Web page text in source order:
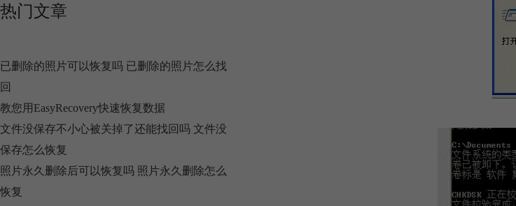
热门文章
已删除的照片可以恢复吗 已删除的照片怎么找
回
教您用EasyRecovery快速恢复数据
文件没保存不小心被关掉了还能找回吗 文件没
保存怎么恢复
照片永久删除后可以恢复吗 照片永久删除怎么
恢复